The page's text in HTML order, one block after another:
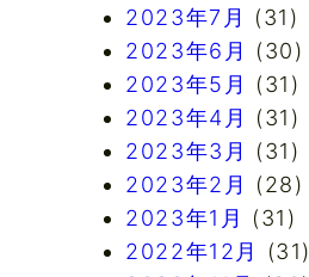
2023年7月
(31)
2023年6月
(30)
2023年5月
(31)
2023年4月
(31)
2023年3月
(31)
2023年2月
(28)
2023年1月
(31)
2022年12月
(31)